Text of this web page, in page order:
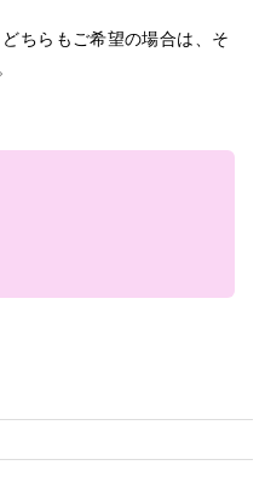
ちらもご希望の場合は、そ